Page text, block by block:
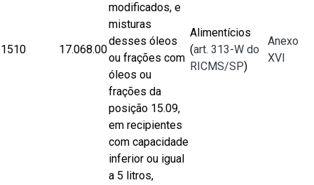
1510 ​17.068.00
modificados, e
misturas
desses óleos
ou frações com
óleos ou
frações da
posição 15.09,
em recipientes
com capacidade
inferior ou igual
a 5 litros,
Alimentícios
(art. 313-W do
RICMS/SP)
Anexo
XVI